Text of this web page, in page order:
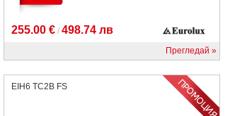
255.00 €/ 498.74 лв
Прегледай
EIH6 TC2B FS